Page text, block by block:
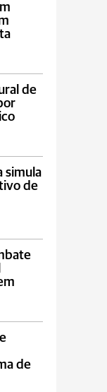
de
simula
de
de